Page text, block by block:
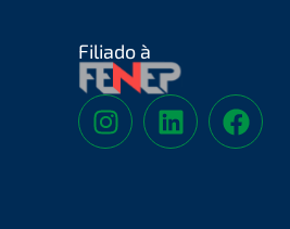
Filiado à